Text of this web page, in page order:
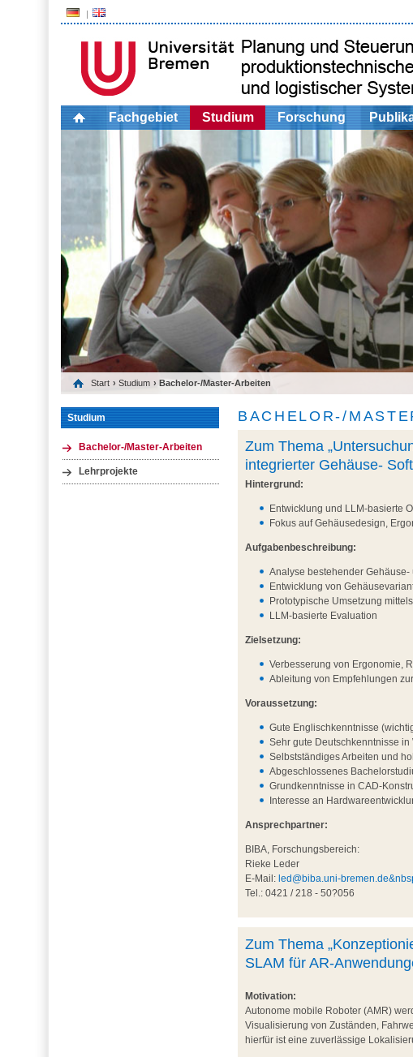
Fachgebiet Studium Forschung
Start › Studium › Bachelor-/Master-Arbeiten
Studium
Bachelor-/Master-Arbeiten
Lehrprojekte
BACHELOR-/
Zum Thema
integrierter Gehäuse-
Hintergrund:
Entwicklung und LLM-basierte
Fokus auf Gehäusedesign,
Aufgabenbeschreibung:
Analyse bestehender
Entwicklung von
Prototypische Umsetzung
LLM-basierte Evaluation
Zielsetzung:
Verbesserung von Ergonomie,
Ableitung von Empfehlungen
Voraussetzung:
Gute Englischkenntnisse
Sehr gute Deutschkenntnisse in
Selbstständiges Arbeiten und
Abgeschlossenes
Grundkenntnisse in CAD-
Interesse an
Ansprechpartner:
BIBA, Forschungsbereich:
Rieke Leder
E-Mail:led@biba.uni-
Tel.: 0421 / 218 - 50?056
Zum Thema
SLAM für AR-
Motivation:
Autonome mobile Roboter (AMR)
Visualisierung von Zuständen,
hierfür ist eine zuverlässige